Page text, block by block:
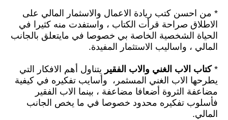
* من احسن كتب ريادة الاعمال والاسثمار المالي على
الاطلاق صراحة قرأت الكتاب ، واستفدت منه كثيرا في
الحياة الشخصية الخاصة بي خصوصا في مايتعلق بالجانب
المالي ، واساليب الاستثمار المفيدة.
*كتاب الاب الغني والاب الفقير يتناول أهم الافكار التي
يطرحها الاب الغني المسثمر،
وأسايب تفكيره في كيفية
مضاعفة الثروة أضعافا مضاعفة ، بينما الاب الفقير
فأسلوب تفكيره محدود خصوصا في ما يخص الجانب
المالي.